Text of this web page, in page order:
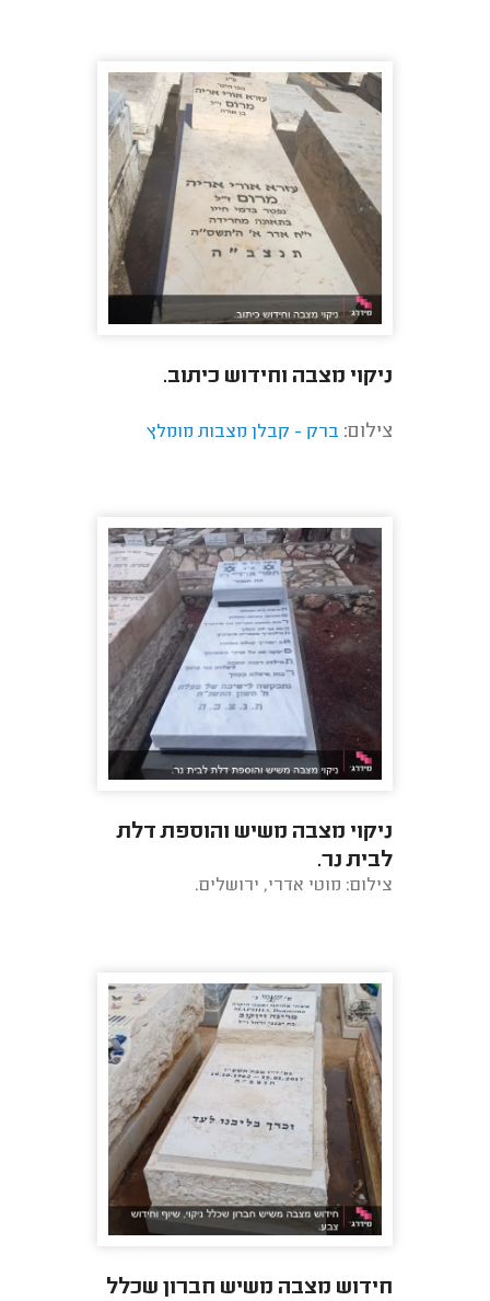
ניקוי מצבה וחידוש כיתוב.
צילום: ברק - קבלן מצבות מומלץ
ניקוי מצבה משיש והוספת דלת
לבית נר.
צילום: מוטי אדרי, ירושלים.
חידוש מצבה משיש חברון שכלל